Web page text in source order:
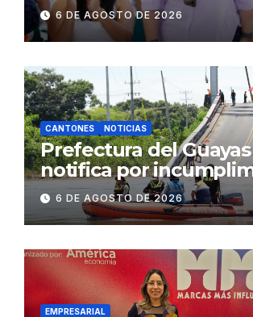
fenómeno de El Niño:
Gobierno Nacional
2.500 jóvenes
6 DE AGOSTO DE 2026
CANTONES NOTICIAS
Prefectura del Guayas
notifica por
contractual a la
Concesionaria
exige celeridad en
desmontaje del
Gonzalo Icaza
Daule
6 DE AGOSTO DE 2026
EMPRESARIAL